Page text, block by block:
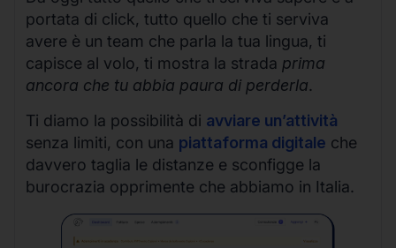
portata di click, tutto quello che ti serviva
avere è un team che parla la tua lingua, ti
capisce al volo, ti mostra la strada prima
ancora che tu abbia paura di perderla.
Ti diamo la possibilità di avviare un’attività
senza limiti, con una piattaforma digitale che
davvero taglia le distanze e sconfigge la
burocrazia opprimente che abbiamo in Italia.